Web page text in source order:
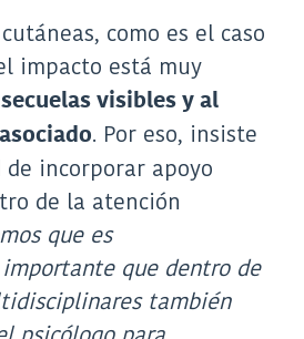
como es el caso
impacto está muy
visibles y al
. Por eso, insiste
de incorporar apoyo
de la atención
que es
que dentro de
también